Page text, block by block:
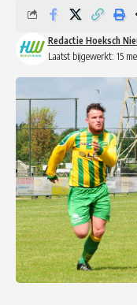
Laatst bijgewerkt: 15
Redactie Hoeksch